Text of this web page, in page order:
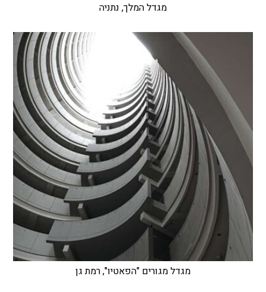
מגדל המלך, נתניה
מגדל מגורים "הפאטיו", רמת גן